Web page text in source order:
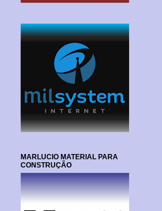
MARLUCIO MATERIAL PARA
CONSTRUÇÃO